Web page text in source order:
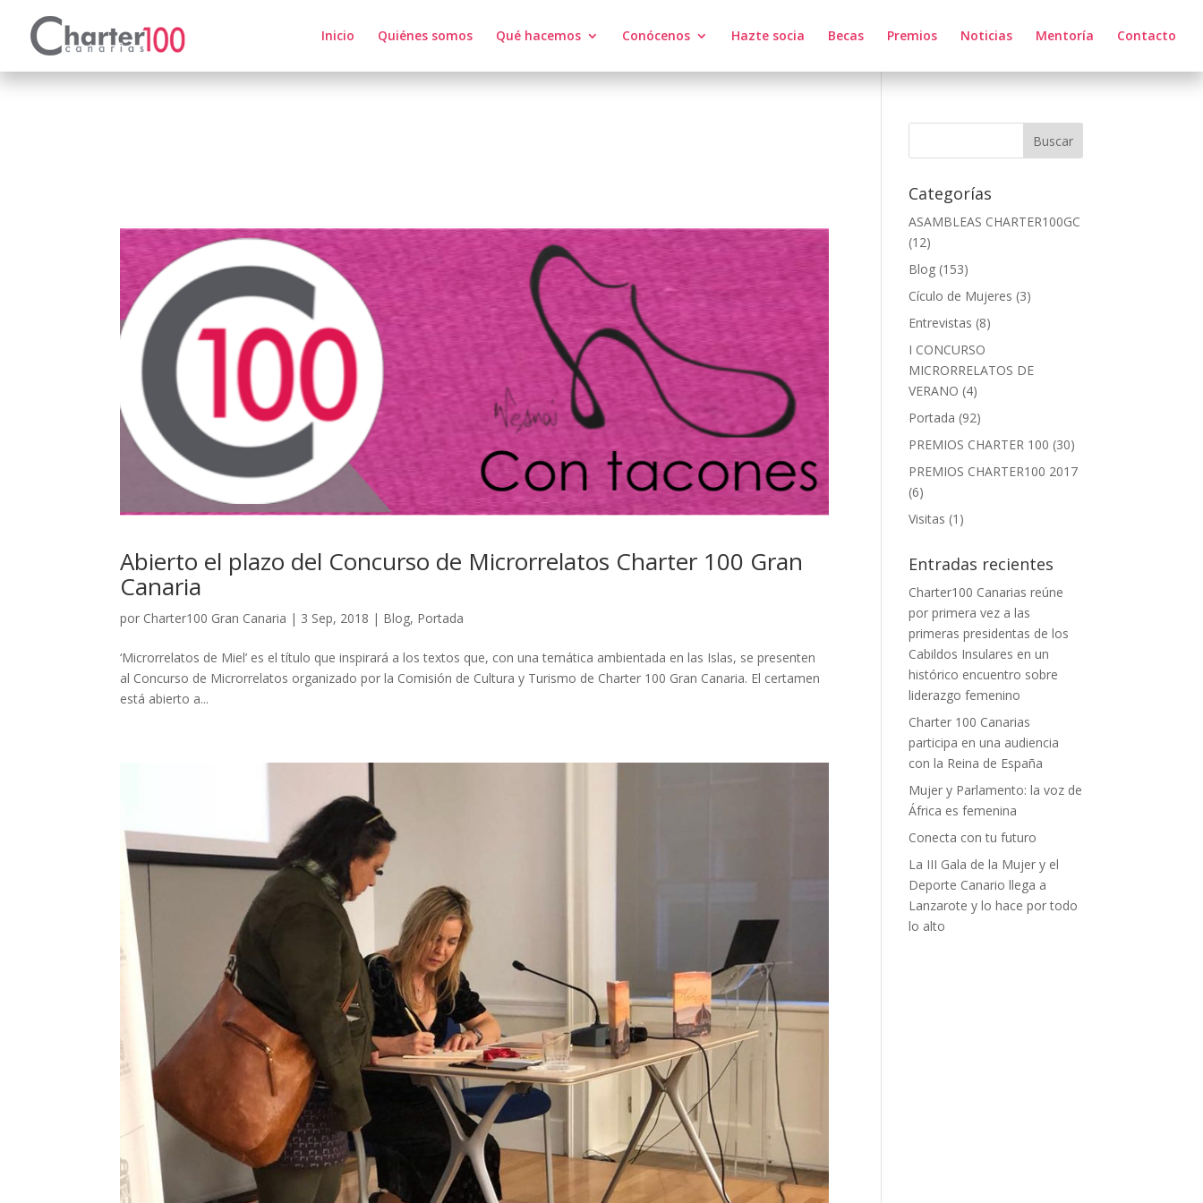
Inicio Quiénes somos Qué hacemos Conócenos Hazte socia Becas Premios Noticias Mentoría Contacto
Abierto el plazo del Concurso de Microrrelatos Charter 100 Gran
Canaria
por Charter100 Gran Canaria | 3 Sep, 2018 | Blog, Portada
‘Microrrelatos de Miel’ es el título que inspirará a los textos que, con una temática ambientada en las Islas, se presenten
al Concurso de Microrrelatos organizado por la Comisión de Cultura y Turismo de Charter 100 Gran Canaria. El certamen
está abierto a...
Categorías
ASAMBLEAS CHARTER100GC
(12)
Blog (153)
Cículo de Mujeres (3)
Entrevistas (8)
I CONCURSO
MICRORRELATOS DE
VERANO (4)
Portada (92)
PREMIOS CHARTER 100 (30)
PREMIOS CHARTER100 2017
(6)
Visitas (1)
Entradas recientes
Charter100 Canarias reúne
por primera vez a las
primeras presidentas de los
Cabildos Insulares en un
histórico encuentro sobre
liderazgo femenino
Charter 100 Canarias
participa en una audiencia
con la Reina de España
Mujer y Parlamento: la voz de
África es femenina
Conecta con tu futuro
La III Gala de la Mujer y el
Deporte Canario llega a
Lanzarote y lo hace por todo
lo alto